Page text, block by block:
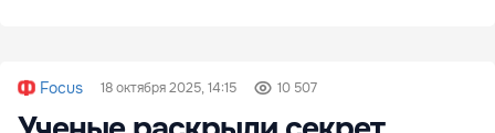
Focus 18 октября 2025, 14:15 10 507